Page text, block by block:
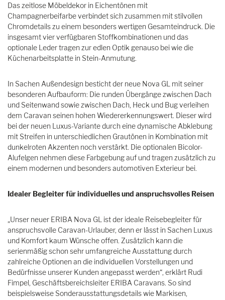
Das zeitlose Möbeldekor in Eichentönen mit
Champagnerbeifarbe verbindet sich zusammen mit stilvollen
Chromdetails zu einem besonders wertigen Gesamteindruck. Die
insgesamt vier verfügbaren Stoffkombinationen und das
optionale Leder tragen zur edlen Optik genauso bei wie die
Küchenarbeitsplatte in Stein-Anmutung.
In Sachen Außendesign besticht der neue Nova GL mit seiner
besonderen Aufbauform: Die runden Übergänge zwischen Dach
und Seitenwand sowie zwischen Dach, Heck und Bug verleihen
dem Caravan seinen hohen Wiedererkennungswert. Dieser wird
bei der neuen Luxus-Variante durch eine dynamische Abklebung
mit Streifen in unterschiedlichen Grautönen in Kombination mit
dunkelroten Akzenten noch verstärkt. Die optionalen Bicolor-
Alufelgen nehmen diese Farbgebung auf und tragen zusätzlich zu
einem modernen und besonders automotiven Exterieur bei.
Idealer Begleiter für individuelles und anspruchsvolles Reisen
„Unser neuer ERIBA Nova GL ist der ideale Reisebegleiter für
anspruchsvolle Caravan-Urlauber, denn er lässt in Sachen Luxus
und Komfort kaum Wünsche offen. Zusätzlich kann die
serienmäßig schon sehr umfangreiche Ausstattung durch
zahlreiche Optionen an die individuellen Vorstellungen und
Bedürfnisse unserer Kunden angepasst werden“, erklärt Rudi
Fimpel, Geschäftsbereichsleiter ERIBA Caravans. So sind
beispielsweise Sonderausstattungsdetails wie Markisen,